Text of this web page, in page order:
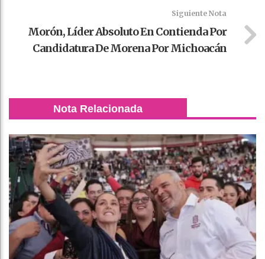
Siguiente Nota
Morón, Líder Absoluto En Contienda Por
Candidatura De Morena Por Michoacán
Nota Relacionada